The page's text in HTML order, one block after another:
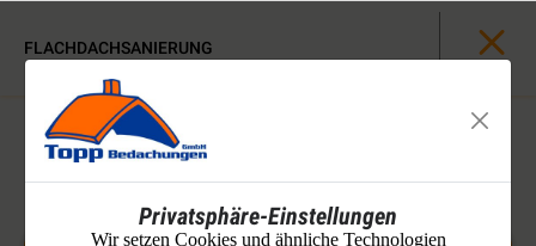
FLACHDACHSANIERUNG
Privatsphäre-Einstellungen
Wir setzen Cookies und ähnliche Technologien